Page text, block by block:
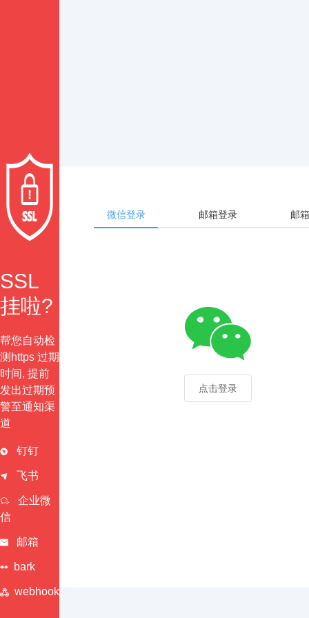
SSL
挂啦?
帮您自动检
测https 过期
时间, 提前
发出过期预
警至通知渠
道
钉钉
飞书
企业微
信
邮箱
bark
webhook
微信登录 邮箱登录 邮
点击登录